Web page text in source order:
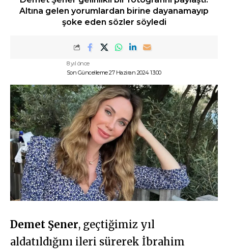
Altına gelen yorumlardan birine dayanamayıp
şoke eden sözler söyledi
Son Güncelleme 27 Haziran 2024 13:00
8 yıl önce
Demet Şener, geçtiğimiz yıl
aldatıldığını ileri sürerek İbrahim